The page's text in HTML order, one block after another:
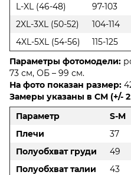
L-XL (46-48)
97-103
2XL-3XL (50-52)
104-114
4XL-5XL (54-56)
115-125
Параметры фотомодели:
73 см, ОБ – 99 см.
На фото показан размер:
Замеры указаны в СМ (+/-
Параметр
S-M
Плечи
37
Полуобхват груди
49
Полуобхват талии
43